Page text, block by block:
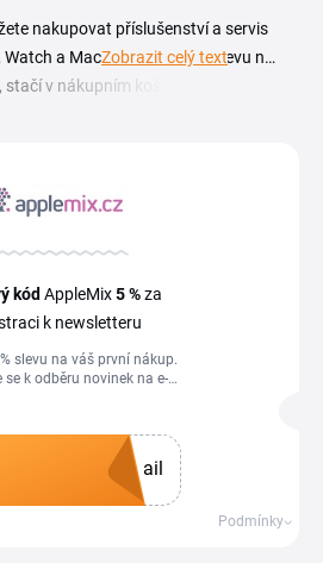
nakupovat příslušenství a servis
Watch a Mac. Abyste získali slevu na
v nákupním košíku uplatnit
případě totiž nehradíte poštovné
kabely, nabíječky, náhradní díly,
na e-shopu vytvoříte přes Tipli, se
Zobrazit celý text
kód AppleMix5 %za
k newsletteru
slevu na váš první nákup.
se k odběru novinek na e-
Kupón poté uplatněte
v nákupním košíku.
ail
Podmínky